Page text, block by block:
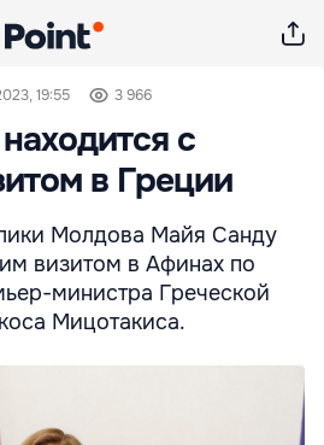
19:55 3 966
с
в Греции
Молдова Майя Санду
визитом в Афинах по
министра Греческой
Мицотакиса.